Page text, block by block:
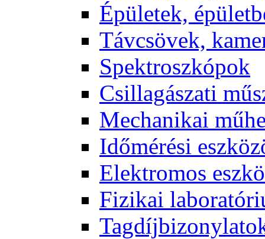
Épü­le­tek,
Táv­csö­vek,
Spekt­rosz­kó­pok
Csil­la­gá­sza­ti
Me­cha­ni­kai
Idő­mé­ré­si
Elekt­ro­mos
Fi­zi­kai